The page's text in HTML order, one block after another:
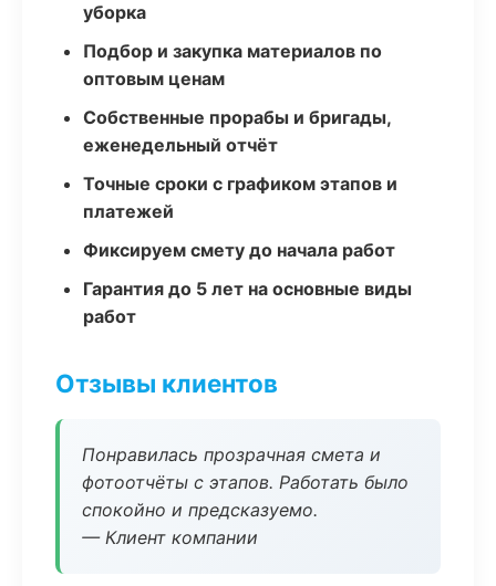
уборка
Подбор и закупка материалов по
оптовым ценам
Собственные прорабы и бригады,
еженедельный отчёт
Точные сроки с графиком этапов и
платежей
Фиксируем смету до начала работ
Гарантия до 5 лет на основные виды
работ
Отзывы клиентов
Понравилась прозрачная смета и
фотоотчёты с этапов. Работать было
спокойно и предсказуемо.
— Клиент компании